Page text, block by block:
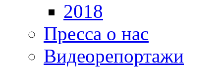
2018
Пресса о нас
Видеорепортажи